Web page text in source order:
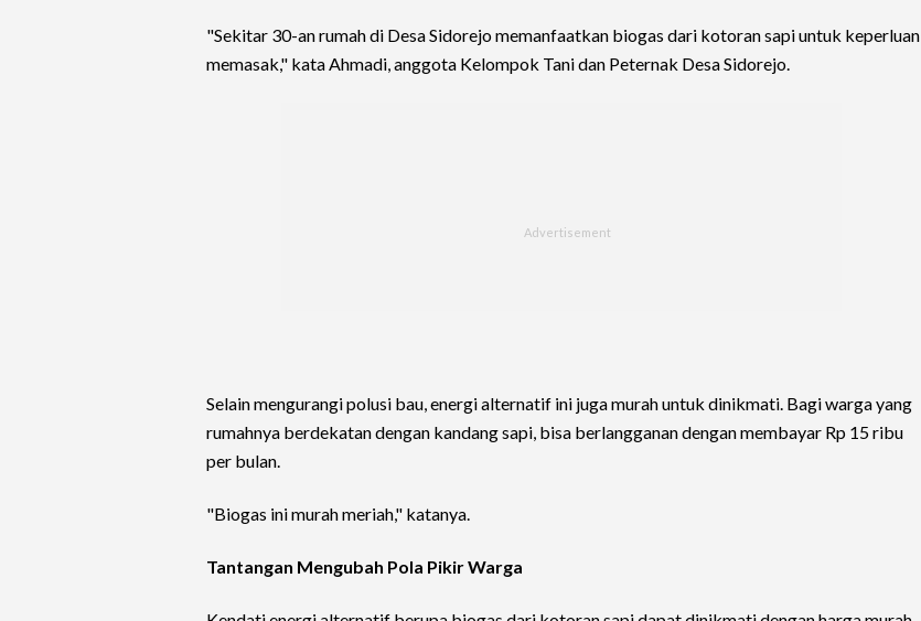
"Sekitar 30-an rumah di Desa Sidorejo memanfaatkan biogas dari kotoran sapi untuk keperluan
memasak," kata Ahmadi, anggota Kelompok Tani dan Peternak Desa Sidorejo.
Selain mengurangi polusi bau, energi alternatif ini juga murah untuk dinikmati. Bagi warga yang
rumahnya berdekatan dengan kandang sapi, bisa berlangganan dengan membayar Rp 15 ribu
per bulan.
"Biogas ini murah meriah," katanya.
Tantangan Mengubah Pola Pikir Warga